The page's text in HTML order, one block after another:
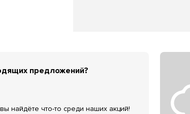
предложений?
найдёте что-то среди наших акций!